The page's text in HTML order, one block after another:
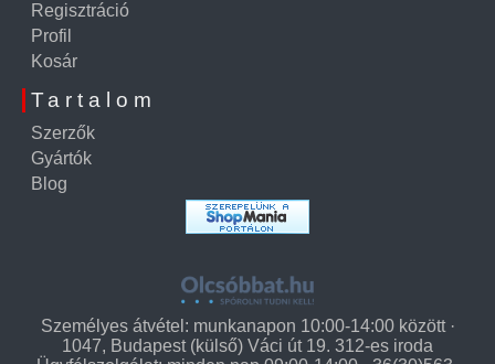
Regisztráció
Profil
Kosár
Tartalom
Szerzők
Gyártók
Blog
Személyes átvétel: munkanapon 10:00-14:00 között ·
1047, Budapest (külső) Váci út 19. 312-es iroda